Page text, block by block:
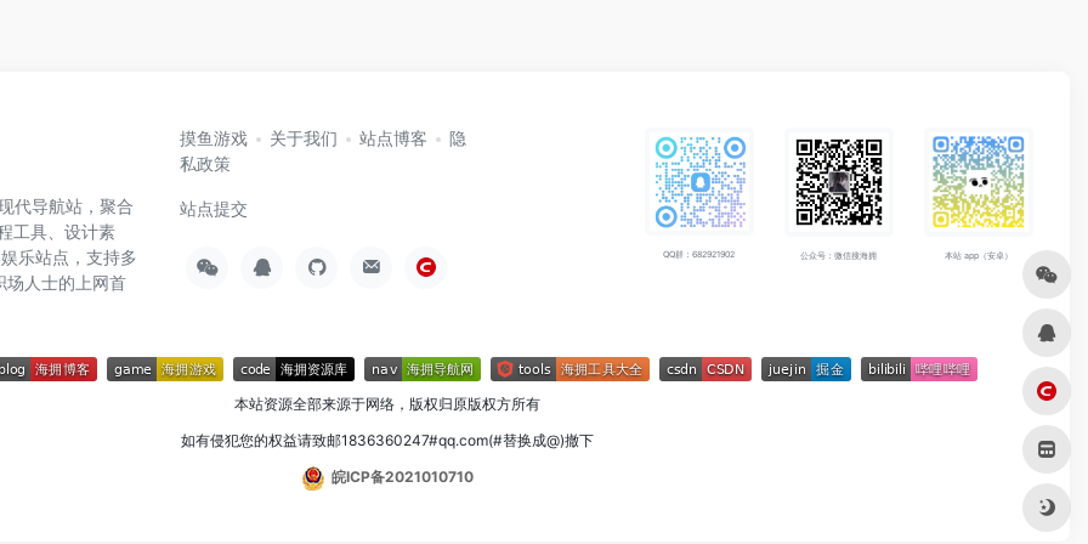
代导航站，聚合
工具、设计素
乐站点，支持多
场人士的上网首
摸鱼游戏 关于我们 站点博客
隐
私政策
站点提交
QQ群：682921902 公众号：微信搜海拥 本站 app（安卓）
本站资源全部来源于网络，版权归原版权方所有
如有侵犯您的权益请致邮1836360247#qq.com(#替换成@)撤下
皖ICP备2021010710